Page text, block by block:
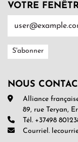
VOTRE
NOUS
Alliance
89, rue Teryan,
Tél. +37498
Courriel.